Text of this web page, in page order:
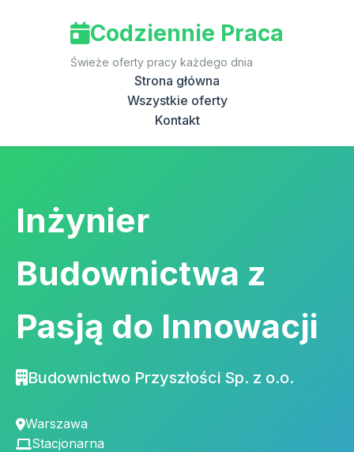
Codziennie Praca
Świeże oferty pracy każdego dnia
Strona główna
Wszystkie oferty
Kontakt
Inżynier
Budownictwa z
Pasją do Innowacji
Budownictwo Przyszłości Sp. z o.o.
Warszawa
Stacjonarna